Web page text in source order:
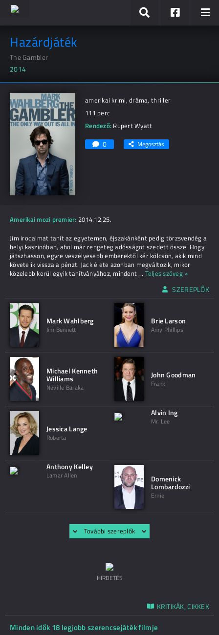
Hazárdjáték
The Gambler
2014
amerikai krimi, dráma, thriller
111 perc
Rendező: Rupert Wyatt
0 Megosztás
Amerikai mozi premier: 2014.12.25.
Jim irodalmat tanít az egyetemen, éjszakánként pedig törzsvendég a
helyi kaszinóban, ahol már rengeteg adósságot szedett össze. Hogy
játszhasson, egyre veszélyesebb emberektől kér kölcsön, akik mind
követelik vissza a pénzt. Jack élete azonban megváltozik, mikor
közelebb kerül egyik tanítványához, mindent... Teljes szöveg »
SZEREPLŐK
Mark Wahlberg
Jim Bennett
Brie Larson
Amy Phillips
Michael Kenneth
Williams
Neville Baraka
John Goodman
Frank
Jessica Lange
Roberta
Alvin Ing
Mr. Lee
Anthony Kelley
Lamar Allen Domenick
Lombardozzi
Ernie
További szereplők
HIRDETÉS
KRITIKÁK, CIKKEK
Minden idők 18 legjobb szerencsejáték filmje